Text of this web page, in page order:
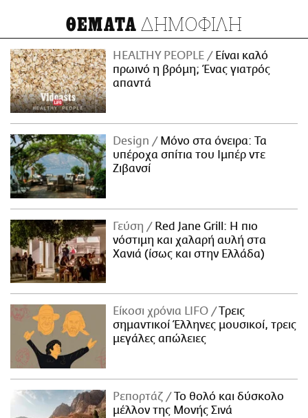
ΘΕΜΑΤΑ ΔΗΜΟΦΙΛΗ
HEALTHY PEOPLE
Είναι καλό
πρωινό η βρόμη; Ένας γιατρός
απαντά
Design
Μόνο στα όνειρα: Τα
υπέροχα σπίτια του Ιμπέρ ντε
Ζιβανσί
Γεύση
Red Jane Grill: Η πιο
νόστιμη και χαλαρή αυλή στα
Χανιά (ίσως και στην Ελλάδα)
Είκοσι χρόνια LIFO
Tρεις
σημαντικοί Έλληνες μουσικοί, τρεις
μεγάλες απώλειες
Ρεπορτάζ
Το θολό και δύσκολο
μέλλον της Μονής Σινά